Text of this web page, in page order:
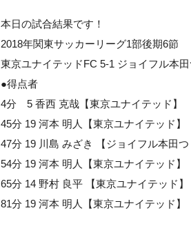
本日の試合結果です！
2018年関東サッカーリーグ1部後期6節
東京ユナイテッドFC 5-1 ジョイフル本
●得点者
4分 5 香西 克哉【東京ユナイテッド】
45分 19 河本 明人【東京ユナイテッド】
47分 19 川島 みざき 【ジョイフル本田つ
54分 19 河本 明人【東京ユナイテッド】
65分 14 野村 良平 【東京ユナイテッド】
81分 19 河本 明人【東京ユナイテッド】